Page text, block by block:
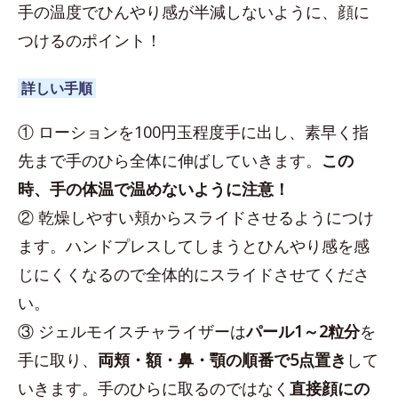
手の温度でひんやり感が半減しないように、顔に
つけるのポイント！
詳しい手順
① ローションを100円玉程度手に出し、素早く指
先まで手のひら全体に伸ばしていきます。 この
時、手の体温で温めないように注意！
② 乾燥しやすい頬からスライドさせるようにつけ
ます。ハンドプレスしてしまうとひんやり感を感
じにくくなるので全体的にスライドさせてくださ
い。
③ ジェルモイスチャライザーはパール1～2粒分を
手に取り、 両頬・額・鼻・顎の順番で5点置き して
いきます。手のひらに取るのではなく 直接顔にの